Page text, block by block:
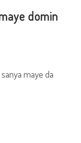
domin
maye da